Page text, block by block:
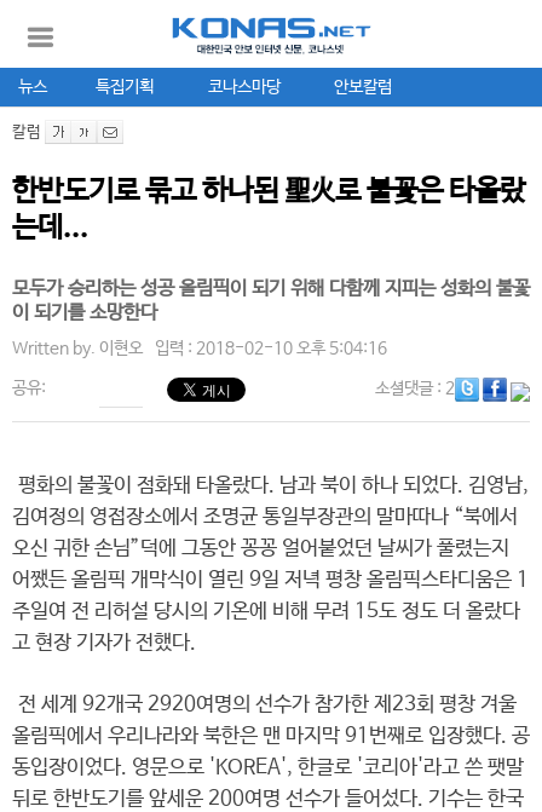
뉴스 특집기획 코나스마당 안보칼럼
칼럼
한반도기로 묶고 하나된 聖火로 불꽃은 타올랐
는데...
모두가 승리하는 성공 올림픽이 되기 위해 다함께 지피는 성화의 불꽃
이 되기를 소망한다
Written by. 이현오 입력 : 2018-02-10 오후 5:04:16
공유: 소셜댓글: 2
평화의 불꽃이 점화돼 타올랐다. 남과 북이 하나 되었다. 김영남,
김여정의 영접장소에서 조명균 통일부장관의 말마따나 “북에서
오신 귀한 손님”덕에 그동안 꽁꽁 얼어붙었던 날씨가 풀렸는지
어쨌든 올림픽 개막식이 열린 9일 저녁 평창 올림픽스타디움은 1
주일여 전 리허설 당시의 기온에 비해 무려 15도 정도 더 올랐다
고 현장 기자가 전했다.
전 세계 92개국 2920여명의 선수가 참가한 제23회 평창 겨울
올림픽에서 우리나라와 북한은 맨 마지막 91번째로 입장했다. 공
동입장이었다. 영문으로 'KOREA', 한글로 '코리아'라고 쓴 팻말
뒤로 한반도기를 앞세운 200여명 선수가 들어섰다. 기수는 한국